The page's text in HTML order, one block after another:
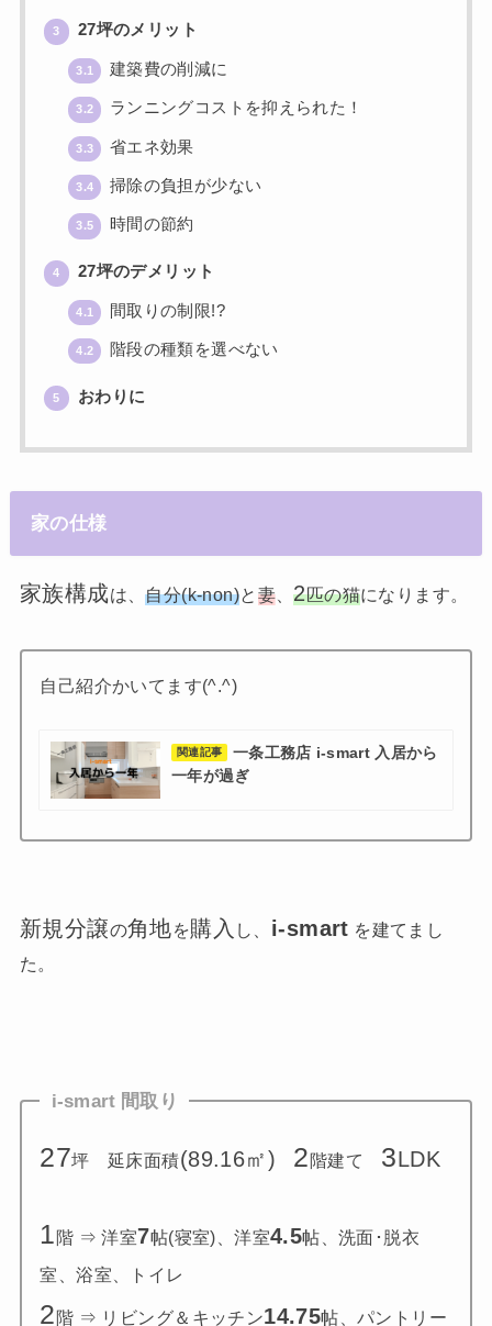
3 27坪のメリット
3.1 建築費の削減に
3.2 ランニングコストを抑えられた！
3.3 省エネ効果
3.4 掃除の負担が少ない
3.5 時間の節約
4 27坪のデメリット
4.1 間取りの制限!?
4.2 階段の種類を選べない
5 おわりに
家の仕様
家族構成は、自分(k-non)と 妻、2匹の猫になります。
自己紹介かいてます(^.^)
関連記事
一条工務店 i-smart 入居から
一年が過ぎ
新規分譲の角地を購入 し、 i-smart を建てまし
た。
i-smart 間取 り
27坪 延床面積(89.16㎡) 2階建て 3LDK
1階 ⇒ 洋室7帖(寝室)、洋室4.5帖、洗面･脱衣
室、浴室、トイレ
2階 ⇒ リビング＆キッチン14.75帖、パントリー